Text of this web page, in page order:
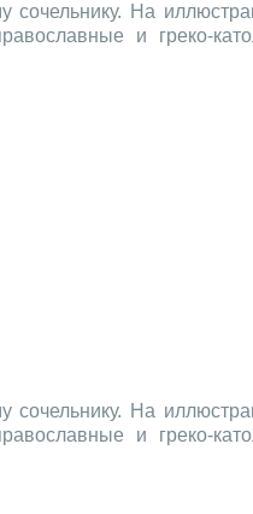
На
и греко-
На
и греко-